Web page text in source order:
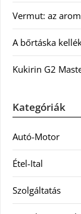
Vermut: az
A bőrtáska
Kukirin G2
Kategóriák
Autó-Motor
Étel-Ital
Szolgáltatás